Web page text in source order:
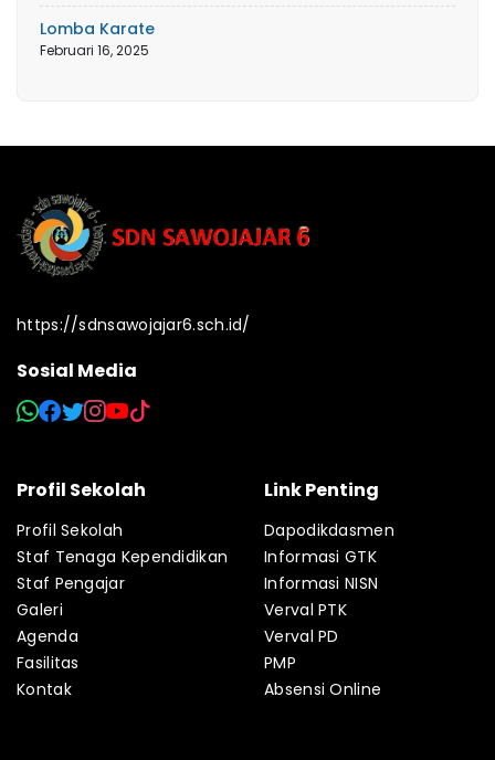
Lomba Karate
Februari 16, 2025
https://sdnsawojajar6.sch.id/
Sosial Media
Profil Sekolah
Profil Sekolah
Staf Tenaga Kependidikan
Staf Pengajar
Galeri
Agenda
Fasilitas
Kontak
Link Penting
Dapodikdasmen
Informasi GTK
Informasi NISN
Verval PTK
Verval PD
PMP
Absensi Online